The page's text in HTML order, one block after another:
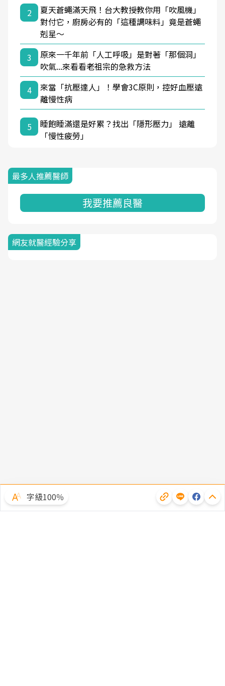
2
夏天蒼蠅滿天飛！台大教授教你用「吹風機」
對付它，廚房必有的「這種調味料」竟是蒼蠅
剋星～
3
原來一千年前「人工呼吸」是對著「那個洞」
吹氣...來看看老祖宗的急救方法
4
來當「抗壓達人」！學會3C原則，控好血壓遠
離慢性病
5
睡飽睡滿還是好累？找出「隱形壓力」 遠離
「慢性疲勞」
最多人推薦醫師
我要推薦良醫
網友就醫經驗分享
字級100％